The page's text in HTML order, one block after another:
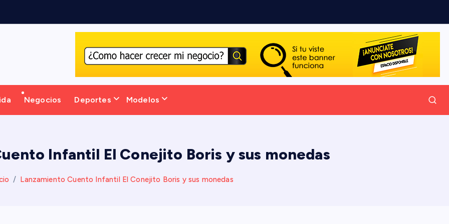
Negocios Deportes Modelos
Infantil El Conejito Boris y sus monedas
Lanzamiento Cuento Infantil El Conejito Boris y sus monedas